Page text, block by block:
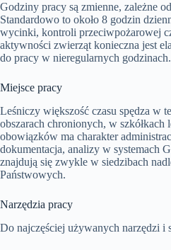
Godziny pracy są zmienne, zależne
Standardowo to około 8 godzin
wycinki, kontroli przeciwpożarowej
aktywności zwierząt konieczna jest
do pracy w nieregularnych godzinach.
Miejsce pracy
Leśniczy większość czasu spędza w
obszarach chronionych, w szkółkach
obowiązków ma charakter
dokumentacja, analizy w systemach
znajdują się zwykle w siedzibach
Państwowych.
Narzędzia pracy
Do najczęściej używanych narzędzi i